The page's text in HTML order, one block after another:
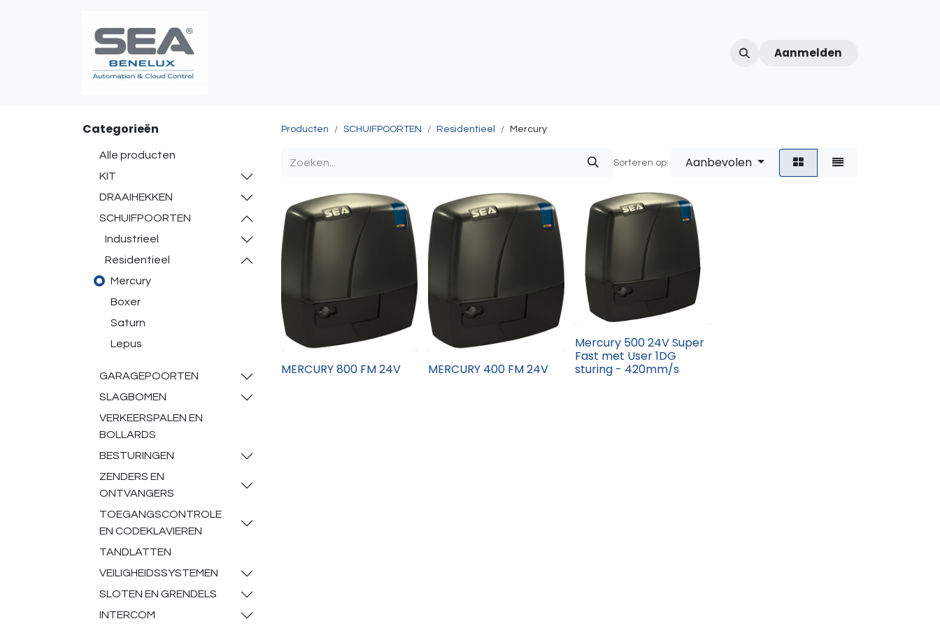
Over ons Afspraak
Aanmelden
Categorieën
Alle producten
KIT
DRAAIHEKKEN
SCHUIFPOORTEN
Industrieel
Residentieel
Mercury
Boxer
Saturn
Lepus
GARAGEPOORTEN
SLAGBOMEN
VERKEERSPALEN EN
BOLLARDS
BESTURINGEN
ZENDERS EN
ONTVANGERS
TOEGANGSCONTROLE
EN CODEKLAVIEREN
TANDLATTEN
VEILIGHEIDSSYSTEMEN
SLOTEN EN GRENDELS
INTERCOM
Producten SCHUIFPOORTEN Residentieel Mercury
Sorteren op: Aanbevolen
MERCURY 800 FM 24V MERCURY 400 FM 24V
Mercury 500 24V Super
Fast met User 1DG
sturing - 420mm/s